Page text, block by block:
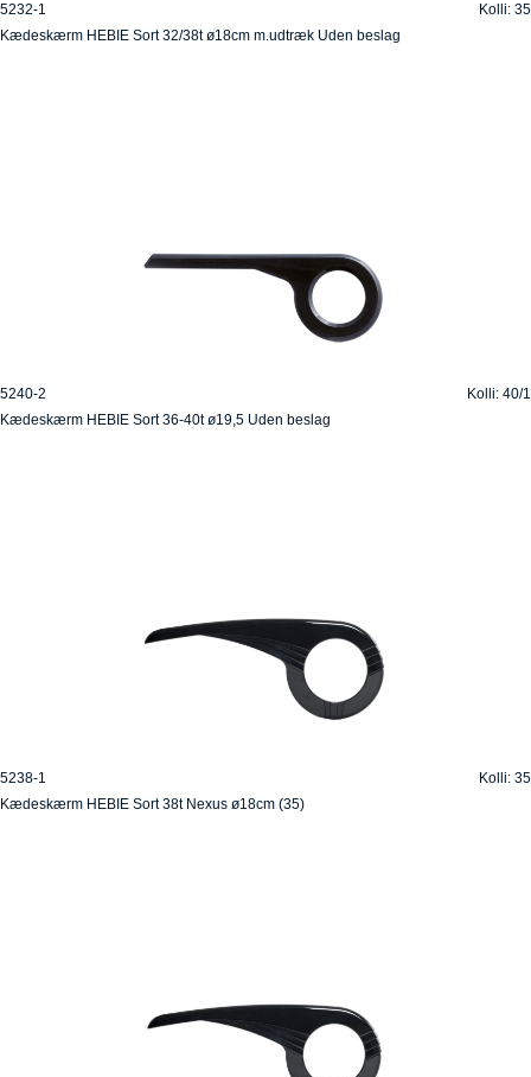
5232-1
Kolli: 35
Kædeskærm HEBIE Sort 32/38t ø18cm m.udtræk Uden beslag
5240-2
Kolli: 40/1
Kædeskærm HEBIE Sort 36-40t ø19,5 Uden beslag
5238-1
Kolli: 35
Kædeskærm HEBIE Sort 38t Nexus ø18cm (35)